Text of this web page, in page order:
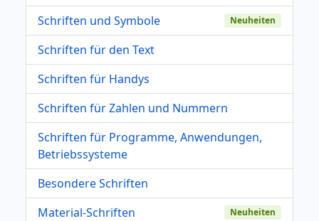
Schriften und Symbole Neuheiten
Schriften für den Text
Schriften für Handys
Schriften für Zahlen und Nummern
Schriften für Programme, Anwendungen,
Betriebssysteme
Besondere Schriften
Material-Schriften
Neuheiten